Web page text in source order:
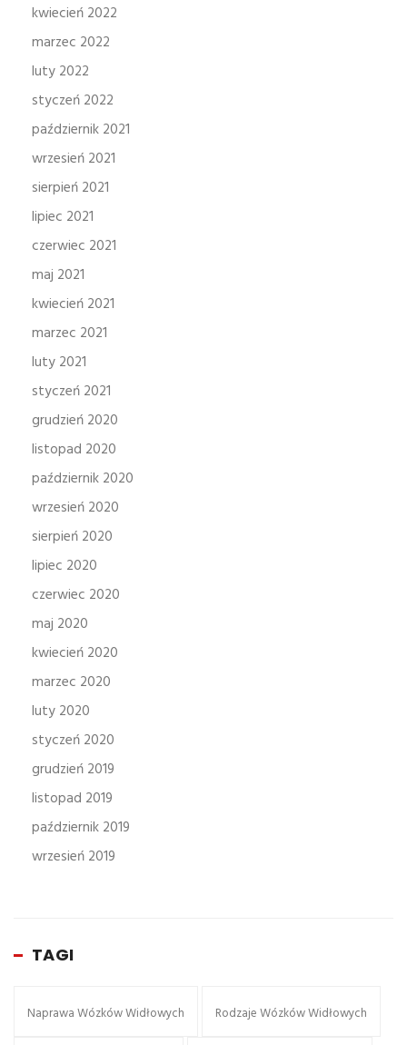
kwiecień 2022
marzec 2022
luty 2022
styczeń 2022
październik 2021
wrzesień 2021
sierpień 2021
lipiec 2021
czerwiec 2021
maj 2021
kwiecień 2021
marzec 2021
luty 2021
styczeń 2021
grudzień 2020
listopad 2020
październik 2020
wrzesień 2020
sierpień 2020
lipiec 2020
czerwiec 2020
maj 2020
kwiecień 2020
marzec 2020
luty 2020
styczeń 2020
grudzień 2019
listopad 2019
październik 2019
wrzesień 2019
TAGI
Naprawa Wózków Widłowych Rodzaje Wózków Widłowych